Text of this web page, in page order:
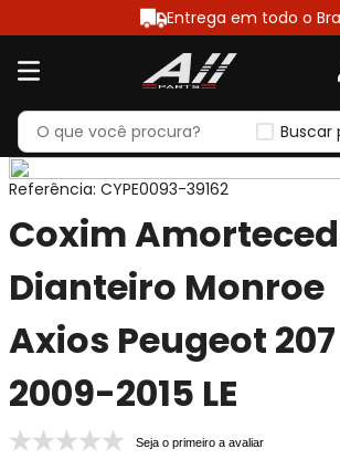
Entrega em todo o
Buscar
Referência: CYPE0093-39162
Coxim
Dianteiro Monroe
Axios Peugeot 207
2009-2015 LE
Seja o primeiro a avaliar